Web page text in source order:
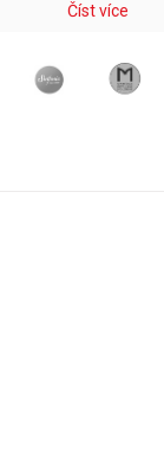
Číst více